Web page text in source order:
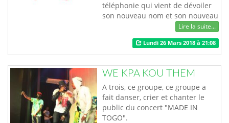
téléphonie qui vient de dévoiler
son nouveau nom et son nouveau
logo aux couleurs du drapeau
togolais. « Nous avons souhaité
avoir un logo qui nous ressemble
et qui dit exactement ce que
nous sommes : une entreprise au
service de la population et du
rayonnement du pays » explique
le nouveau Direct…
Lire la suite...
Lundi 26 Mars 2018 à 21:08
WE KPA KOU THEM
A trois, ce groupe, ce groupe a
fait danser, crier et chanter le
public du concert "MADE IN
TOGO".